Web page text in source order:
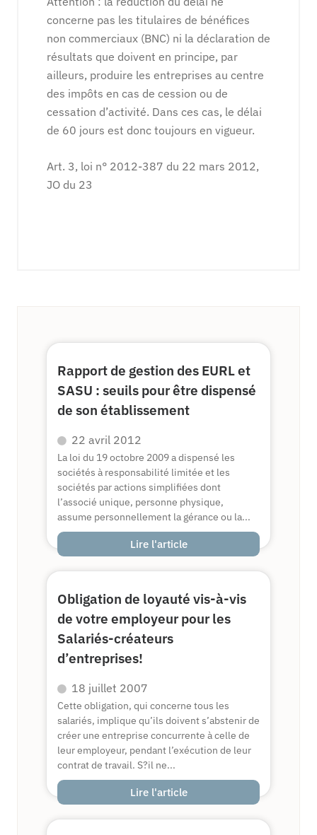
concerne pas les titulaires de bénéfices
non commerciaux (BNC) ni la déclaration de
résultats que doivent en principe, par
ailleurs, produire les entreprises au centre
des impôts en cas de cession ou de
cessation d’activité. Dans ces cas, le délai
de 60 jours est donc toujours en vigueur.
Art. 3, loi n° 2012-387 du 22 mars 2012,
JO du 23
Rapport de gestion des EURL et
SASU : seuils pour être dispensé
de son établissement
22 avril 2012
La loi du 19 octobre 2009 a dispensé les
sociétés à responsabilité limitée et les
sociétés par actions simplifiées dont
l’associé unique, personne physique,
assume personnellement la gérance ou la...
Lire l'article
Obligation de loyauté vis-à-vis
de votre employeur pour les
Salariés-créateurs
d’entreprises!
18 juillet 2007
Cette obligation, qui concerne tous les
salariés, implique qu’ils doivent s’abstenir de
créer une entreprise concurrente à celle de
leur employeur, pendant l’exécution de leur
contrat de travail. S?il ne...
Lire l'article